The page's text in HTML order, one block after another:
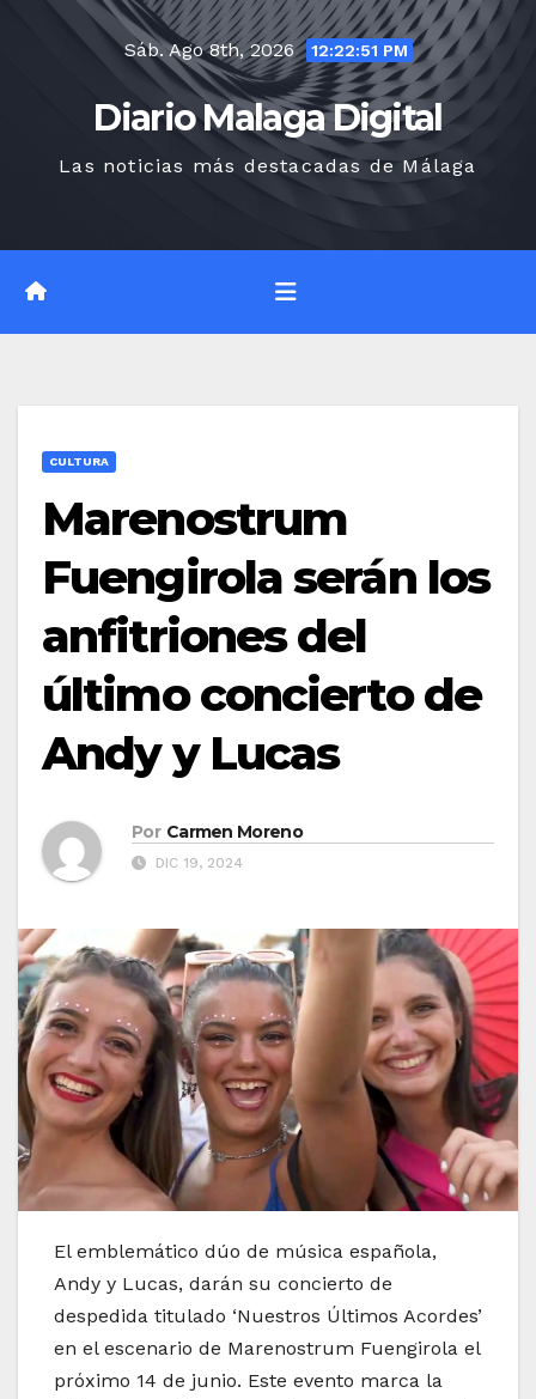
Sáb. Ago 8th, 2026 12:22:52 PM
Diario Malaga Digital
Las noticias más destacadas de Málaga
CULTURA
Marenostrum
Fuengirola serán los
anfitriones del
último concierto de
Andy y Lucas
Por Carmen Moreno
DIC 19, 2024
El emblemático dúo de música española,
Andy y Lucas, darán su concierto de
despedida titulado ‘Nuestros Últimos Acordes’
en el escenario de Marenostrum Fuengirola el
próximo 14 de junio. Este evento marca la